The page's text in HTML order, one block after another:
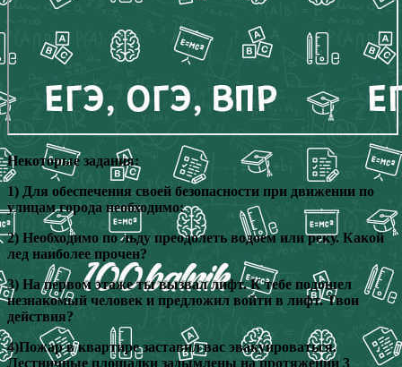
Некоторые задания:
1) Для обеспечения своей безопасности при движении по
улицам города необходимо:
2) Необходимо по льду преодолеть водоем или реку. Какой
лед наиболее прочен?
3) На первом этаже ты вызвал лифт. К тебе подошел
незнакомый человек и предложил войти в лифт. Твои
действия?
4)Пожар в квартире заставил вас эвакуироваться.
Лестничные площадки задымлены на протяжении 3